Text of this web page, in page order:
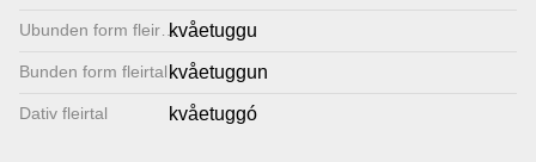
Ubunden form fleirtal
kvåetuggu
Bunden form fleirtal kvåetuggun
Dativ fleirtal kvåetuggó